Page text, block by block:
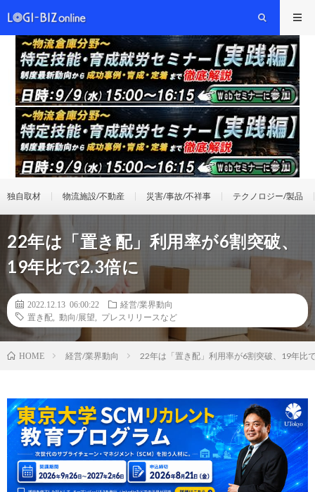
独自取材 物流施設/不動産 災害/事故/不祥事 テクノロジー/製品
22年は「置き配」利⽤率が6割突破、
19年⽐で2.3倍に
2022.12.13 06:00:22
経営/業界動向
置き配
動向/展望 プレスリリースなど
HOME 経営/業界動向 22年は「置き配」利⽤率が6割突破、19年⽐